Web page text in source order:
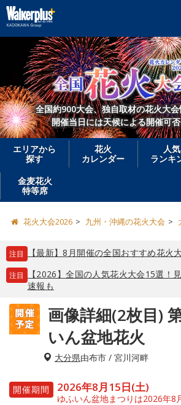
全国約900大会、独自取材の花火大会
開催当日には天候による開催可
エリアから
探す
花火
カレンダー
人気
ランキ
金麦花火
特等席
花火大会2026 九州・沖縄の花火大会
注目 【最新】8月開催の全国おすすめ花火
注目
【2026】全国の人気花火大会15選！
速報も
画像詳細(2枚目)
いん盆地花火
大分県由布市 / 宮川河畔
開催期間 2026年8月15日(土)
ゆふいん盆地まつりは2026年8